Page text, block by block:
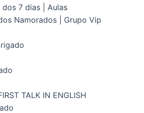
dos 7 dias | Aulas
Namorados | Grupo Vip
TALK IN ENGLISH